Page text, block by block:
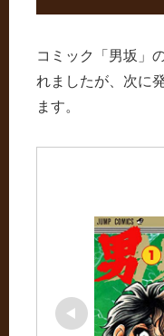
コミック「男坂」
れましたが、次に
ます。